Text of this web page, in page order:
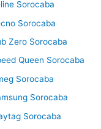
Sorocaba
Sorocaba
Zero Sorocaba
Queen Sorocaba
Sorocaba
Sorocaba
Sorocaba